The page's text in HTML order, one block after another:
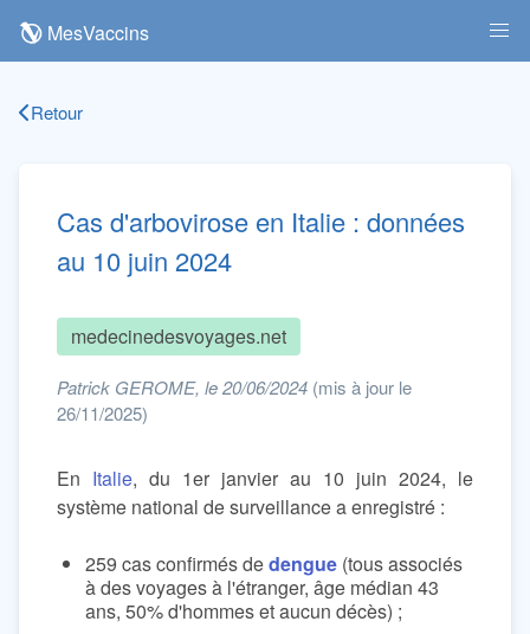
MesVaccins
Retour
Cas d'arbovirose en Italie : données
au 10 juin 2024
medecinedesvoyages.net
Patrick GEROME, le 20/06/2024 (mis à jour le
26/11/2025)
En Italie, du 1er janvier au 10 juin 2024, le
système national de surveillance a enregistré :
259 cas confirmés dedengue (tous associés
à des voyages à l'étranger, âge médian 43
ans, 50% d'hommes et aucun décès) ;